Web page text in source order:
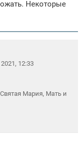
Некоторые
12:33
Святая Мария, Мать и